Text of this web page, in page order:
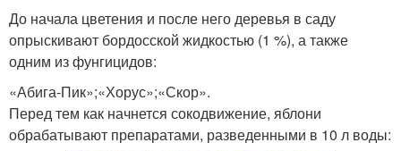
До начала цветения и после него деревья в саду
опрыскивают бордосской жидкостью (1 %), а также
одним из фунгицидов:
«Абига-Пик»;«Хорус»;«Скор».
Перед тем как начнется сокодвижение, яблони
обрабатывают препаратами, разведенными в 10 л воды: